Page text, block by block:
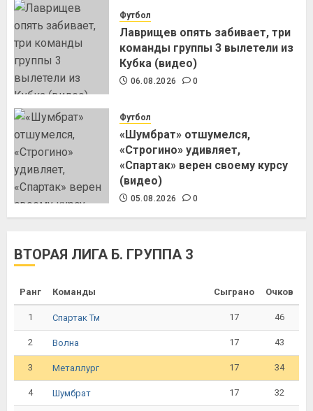
Футбол
Лаврищев опять забивает, три
команды группы 3 вылетели из
Кубка (видео)
06.08.2026 0
Футбол
«Шумбрат» отшумелся,
«Строгино» удивляет,
«Спартак» верен своему курсу
(видео)
05.08.2026 0
ВТОРАЯ ЛИГА Б. ГРУППА 3
Ранг Команды Сыграно Очков
1 Спартак Тм 17 46
2 Волна 17 43
3 Металлург 17 34
4 Шумбрат 17 32